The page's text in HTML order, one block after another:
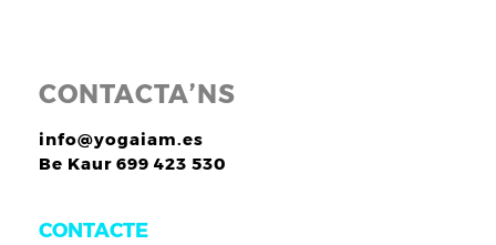
CONTACTA’NS
info@yogaiam.es
Be Kaur 699 423 530
CONTACTE